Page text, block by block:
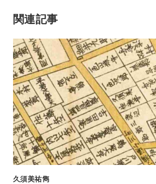
関連記事
久須美祐雋